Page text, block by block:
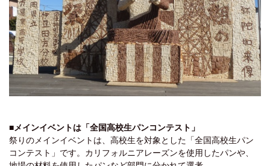
■メインイベントは「全国高校生パンコンテスト」
祭りのメインイベントは、高校生を対象とした「全国高校生パン
コンテスト」です。カリフォルニアレーズンを使用したパンや、